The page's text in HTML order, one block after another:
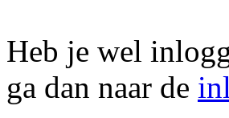
Heb je wel
ga dan naar de